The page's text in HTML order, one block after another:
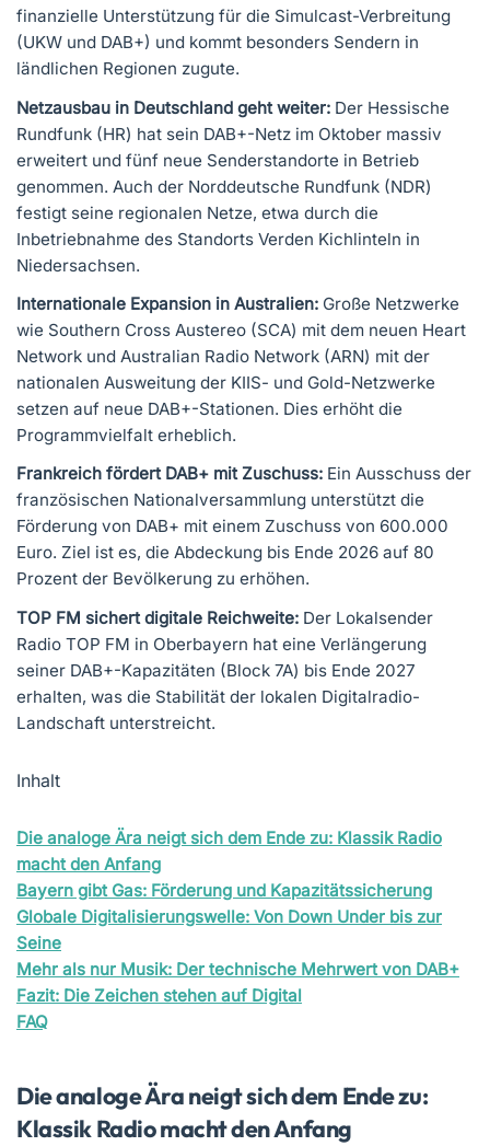
finanzielle Unterstützung für die Simulcast-Verbreitung
(UKW und DAB+) und kommt besonders Sendern in
ländlichen Regionen zugute.
Netzausbau in Deutschland geht weiter: Der Hessische
Rundfunk (HR) hat sein DAB+-Netz im Oktober massiv
erweitert und fünf neue Senderstandorte in Betrieb
genommen. Auch der Norddeutsche Rundfunk (NDR)
festigt seine regionalen Netze, etwa durch die
Inbetriebnahme des Standorts Verden Kichlinteln in
Niedersachsen.
Internationale Expansion in Australien: Große Netzwerke
wie Southern Cross Austereo (SCA) mit dem neuen Heart
Network und Australian Radio Network (ARN) mit der
nationalen Ausweitung der KIIS- und Gold-Netzwerke
setzen auf neue DAB+-Stationen. Dies erhöht die
Programmvielfalt erheblich.
Frankreich fördert DAB+ mit Zuschuss: Ein Ausschuss der
französischen Nationalversammlung unterstützt die
Förderung von DAB+ mit einem Zuschuss von 600.000
Euro. Ziel ist es, die Abdeckung bis Ende 2026 auf 80
Prozent der Bevölkerung zu erhöhen.
TOP FM sichert digitale Reichweite: Der Lokalsender
Radio TOP FM in Oberbayern hat eine Verlängerung
seiner DAB+-Kapazitäten (Block 7A) bis Ende 2027
erhalten, was die Stabilität der lokalen Digitalradio-
Landschaft unterstreicht.
Inhalt
Die analoge Ära neigt sich dem Ende zu: Klassik Radio
macht den Anfang
Bayern gibt Gas: Förderung und Kapazitätssicherung
Globale Digitalisierungswelle: Von Down Under bis zur
Seine
Mehr als nur Musik: Der technische Mehrwert von DAB+
Fazit: Die Zeichen stehen auf Digital
FAQ
Die analoge Ära neigt sich dem Ende zu:
Klassik Radio macht den Anfang